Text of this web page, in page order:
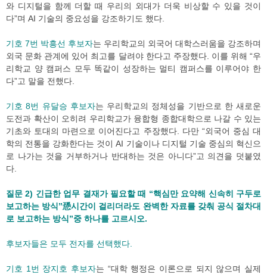
와 디지털을 함께 더할 때 우리의 외대가 더욱 비상할 수 있을 것이
다”며 AI 기술의 중요성을 강조하기도 했다.
기호 7번 박흥선 후보자는 우리학교의 외국어 대학스러움을 강조하며
외국 문화 관계에 있어 최고를 달려야 한다고 주장했다. 이를 위해 “우
리학교 양 캠퍼스 모두 똑같이 성장하는 멀티 캠퍼스를 이루어야 한
다”고 말을 전했다.
기호 8번 유달승 후보자는 우리학교의 정체성을 기반으로 한 새로운
도전과 확산이 오히려 우리학교가 융합형 종합대학으로 나갈 수 있는
기초와 토대의 마련으로 이어진다고 주장했다. 다만 “외국어 중심 대
학의 전통을 강화한다는 것이 AI 기술이나 디지털 기술 중심의 혁신으
로 나가는 것을 거부하거나 반대하는 것은 아니다”고 의견을 덧붙였
다.
질문 2) 긴급한 업무 결재가 필요할 때 “핵심만 요약해 신속히 구두로
보고하는 방식”愻시간이 걸리더라도 완벽한 자료를 갖춰 공식 절차대
로 보고하는 방식”중 하나를 고르시오.
후보자들은 모두 전자를 선택했다.
기호 1번 장지호 후보자는 “대학 행정은 이론으로 되지 않으며 실제